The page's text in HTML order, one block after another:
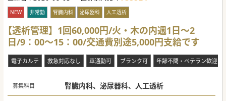
NEW 非常勤 腎臓内科 泌尿器科 人工透析
【透析管理】1回60,000円/火・木の内週1日～2
日/9：00～15：00/交通費別途5,000円支給です
電子カルテ 救急対応なし 車通勤可 ブランク可 年齢不問・ベテラン歓迎
募集科目 腎臓内科、泌尿器科、人工透析